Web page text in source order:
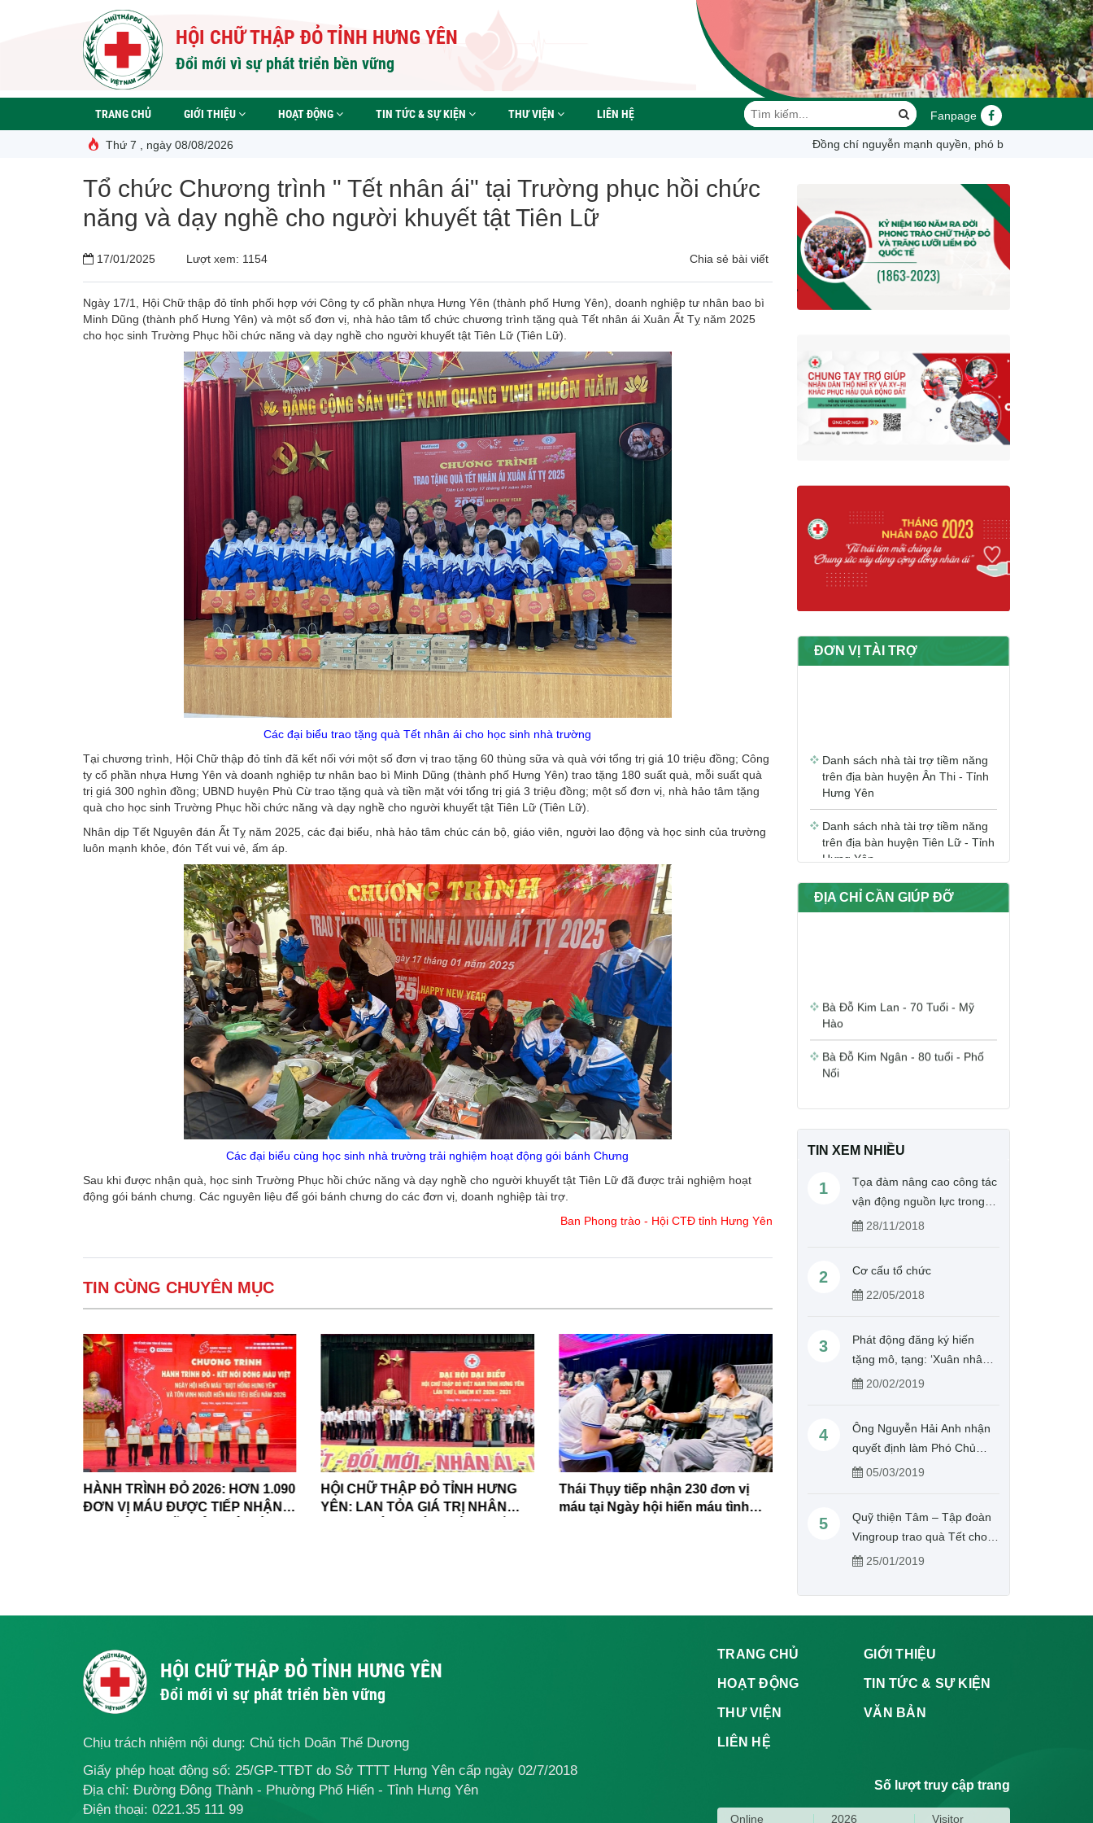
HỘI CHỮ THẬP ĐỎ TỈNH HƯNG YÊN
Đổi mới vì sự phát triển bền vững
TRANG CHỦ GIỚI THIỆU HOẠT ĐỘNG TIN TỨC & SỰ KIỆN THƯ VIỆN LIÊN HỆ Fanpage
Thứ 7 , ngày 08/08/2026 đồng chí nguyễn mạnh quyền, phó bí thư tỉnh ủy, chủ
Tổ chức Chương trình " Tết nhân ái" tại Trường phục hồi chức
năng và dạy nghề cho người khuyết tật Tiên Lữ
17/01/2025 Lượt xem: 1154 Chia sẻ bài viết
Ngày 17/1, Hội Chữ thập đỏ tỉnh phối hợp với Công ty cổ phần nhựa Hưng Yên (thành phố Hưng Yên), doanh nghiệp tư nhân bao bì
Minh Dũng (thành phố Hưng Yên) và một số đơn vị, nhà hảo tâm tổ chức chương trình tặng quà Tết nhân ái Xuân Ất Tỵ năm 2025
cho học sinh Trường Phục hồi chức năng và dạy nghề cho người khuyết tật Tiên Lữ (Tiên Lữ).
Các đại biểu trao tặng quà Tết nhân ái cho học sinh nhà trường
Tại chương trình, Hội Chữ thập đỏ tỉnh đã kết nối với một số đơn vị trao tặng 60 thùng sữa và quà với tổng trị giá 10 triệu đồng; Công
ty cổ phần nhựa Hưng Yên và doanh nghiệp tư nhân bao bì Minh Dũng (thành phố Hưng Yên) trao tặng 180 suất quà, mỗi suất quà
trị giá 300 nghìn đồng; UBND huyện Phù Cừ trao tặng quà và tiền mặt với tổng trị giá 3 triệu đồng; một số đơn vị, nhà hảo tâm tặng
quà cho học sinh Trường Phục hồi chức năng và dạy nghề cho người khuyết tật Tiên Lữ (Tiên Lữ).
Nhân dịp Tết Nguyên đán Ất Tỵ năm 2025, các đại biểu, nhà hảo tâm chúc cán bộ, giáo viên, người lao động và học sinh của trường
luôn mạnh khỏe, đón Tết vui vẻ, ấm áp.
Các đại biểu cùng học sinh nhà trường trải nghiệm hoạt động gói bánh Chưng
Sau khi được nhận quà, học sinh Trường Phục hồi chức năng và dạy nghề cho người khuyết tật Tiên Lữ đã được trải nghiệm hoạt
động gói bánh chưng. Các nguyên liệu để gói bánh chưng do các đơn vị, doanh nghiệp tài trợ.
Ban Phong trào - Hội CTĐ tỉnh Hưng Yên
TIN CÙNG CHUYÊN MỤC
HÀNH TRÌNH ĐỎ 2026: HƠN 1.090
ĐƠN VỊ MÁU ĐƯỢC TIẾP NHẬN,
HỘI CHỮ THẬP ĐỎ TỈNH HƯNG
YÊN: LAN TỎA GIÁ TRỊ NHÂN
Thái Thụy tiếp nhận 230 đơn vị
máu tại Ngày hội hiến máu tình
2031 CÁC XÃ HOÀN LONG, VIỆT
ĐƠN VỊ TÀI TRỢ
trên địa bàn huyện Ân Thi - Tỉnh
Hưng Yên
Danh sách nhà tài trợ tiềm năng
trên địa bàn huyện Tiên Lữ - Tỉnh
Hưng Yên
trên địa bàn huyện Khoái Châu -
Tỉnh Hưng Yên
Danh sách nhà tài trợ tiềm năng
trên địa bàn huyện Văn Lâm -
Tỉnh Hưng Yên
ĐỊA CHỈ CẦN GIÚP ĐỠ
Hào
Bà Đỗ Kim Ngân - 80 tuổi - Phố
Nối
TIN XEM NHIỀU
1
Tọa đàm nâng cao công tác
vận động nguồn lực trong
hoạt động Chữ thập đỏ
28/11/2018
2
Cơ cấu tổ chức
22/05/2018
3
Phát động đăng ký hiến
tặng mô, tạng: ‘Xuân nhân
ái – Cho đi là còn mãi’
20/02/2019
4
Ông Nguyễn Hải Anh nhận
quyết định làm Phó Chủ
tịch, Tổng Thư kí Hội Chữ
05/03/2019
5
Quỹ thiện Tâm – Tập đoàn
Vingroup trao quà Tết cho
người nghèo tỉnh Hưng Yên
25/01/2019
HỘI CHỮ THẬP ĐỎ TỈNH HƯNG YÊN
Đổi mới vì sự phát triển bền vững
Chịu trách nhiệm nội dung: Chủ tịch Doãn Thế Dương
Giấy phép hoạt động số: 25/GP-TTĐT do Sở TTTT Hưng Yên cấp ngày 02/7/2018
Địa chỉ: Đường Đông Thành - Phường Phố Hiến - Tỉnh Hưng Yên
Điện thoại: 0221.35 111 99
TRANG CHỦ GIỚI THIỆU
HOẠT ĐỘNG TIN TỨC & SỰ KIỆN
THƯ VIỆN VĂN BẢN
LIÊN HỆ
Số lượt truy cập trang
Online 2026 Visitor